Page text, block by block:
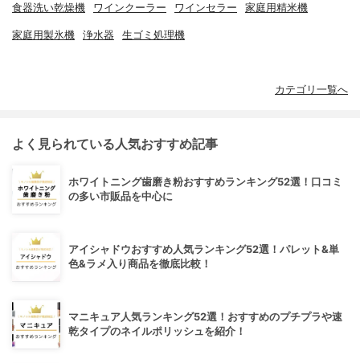
食器洗い乾燥機 ワインクーラー ワインセラー 家庭用精米機
家庭用製氷機 浄水器 生ゴミ処理機
カテゴリ一覧へ
よく見られている人気おすすめ記事
ホワイトニング歯磨き粉おすすめランキング52選！口コミ
の多い市販品を中心に
アイシャドウおすすめ人気ランキング52選！パレット&単
色&ラメ入り商品を徹底比較！
マニキュア人気ランキング52選！おすすめのプチプラや速
乾タイプのネイルポリッシュを紹介！